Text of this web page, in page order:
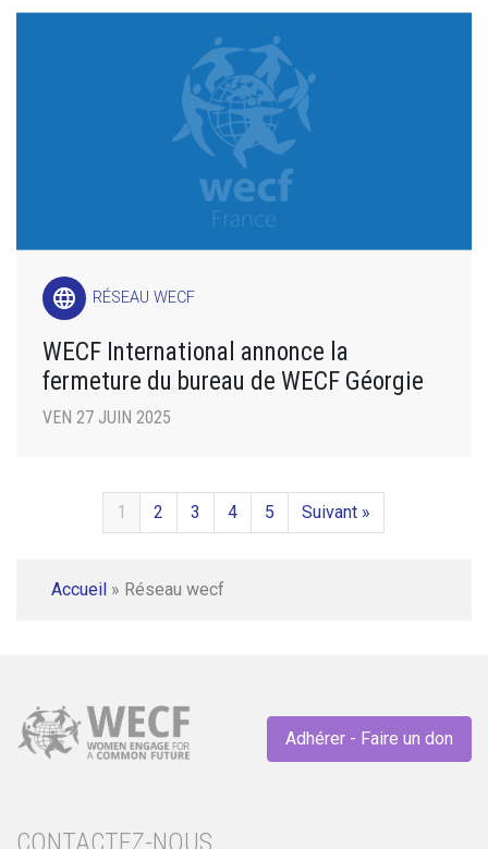
language RÉSEAU WECF
WECF International annonce la
fermeture du bureau de WECF Géorgie
VEN 27 JUIN 2025
1 2 3 4 5 Suivant »
Accueil » Réseau wecf
Adhérer - Faire un don
CONTACTEZ-NOUS